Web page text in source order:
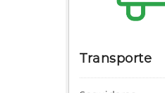
Transporte